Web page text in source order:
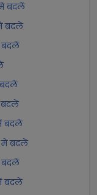
में बदलें
में बदलें
बदलें
बदलें
बदलें
में बदलें
में बदलें
बदलें
में बदलें